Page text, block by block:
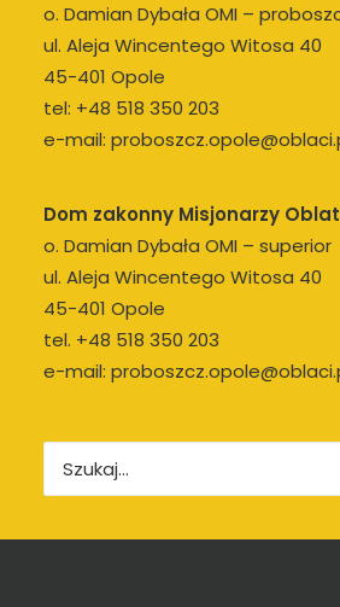
o. Damian Dybała OMI –
ul. Aleja Wincentego Witosa 40
45-401 Opole
tel: +48 518 350 203
e-mail:
Dom zakonny Misjonarzy
o. Damian Dybała OMI – superior
ul. Aleja Wincentego Witosa 40
45-401 Opole
tel. +48 518 350 203
e-mail: